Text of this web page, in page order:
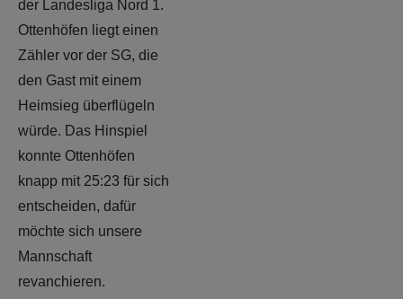
der Landesliga Nord 1.
Ottenhöfen liegt einen
Zähler vor der SG, die
den Gast mit einem
Heimsieg überflügeln
würde. Das Hinspiel
konnte Ottenhöfen
knapp mit 25:23 für sich
entscheiden, dafür
möchte sich unsere
Mannschaft
revanchieren.